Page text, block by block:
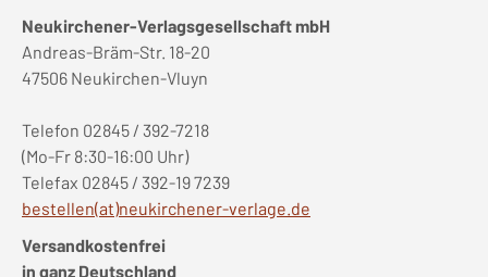
Neukirchener-Verlagsgesellschaft mbH
Andreas-Bräm-Str. 18-20
47506 Neukirchen-Vluyn
Telefon 02845 / 392-7218
(Mo-Fr 8:30-16:00 Uhr)
Telefax 02845 / 392-19 7239
bestellen(at)neukirchener-verlage.de
Versandkostenfrei
in ganz Deutschland